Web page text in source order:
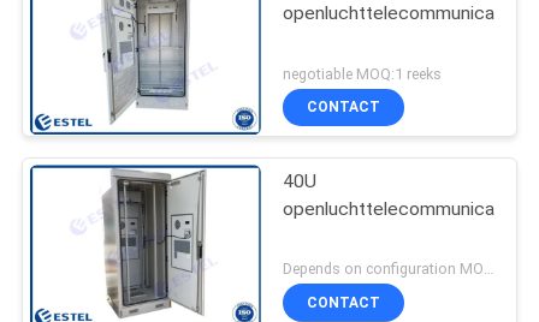
negotiable MOQ:1 reeks
CONTACT
40U
Depends on configuration MOQ:1 reeks
CONTACT